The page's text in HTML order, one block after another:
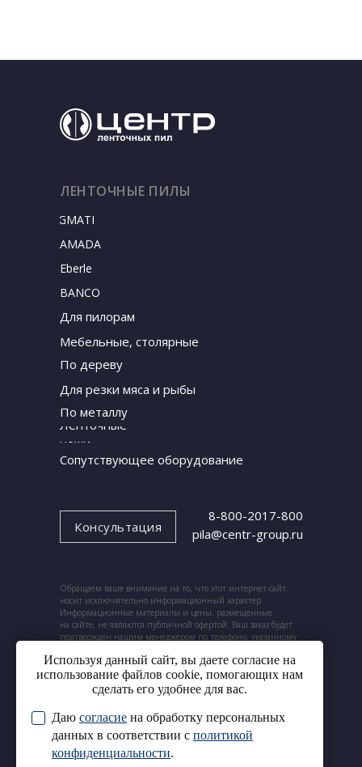
SIGMATEC
AMADA
Eberle
BANCO
Консультация
Для пилорам
Мебельные, столярные
По дереву
Для резки мяса и рыбы
8-800-2017-800
pila@centr-group.ru
ЛЕНТОЧНЫЕ ПИЛЫ
Обращаем ваше внимание на то, что этот интернет-сайт
носит исключительно информационный характер.
Информационные материалы и цены, размещенные
на сайте, не являются публичной офертой. Ваш заказ будет
подтвержден нашим менеджером по телефону, указанному
По металлу
Ленточные
ножи
Сопутствующее оборудование
© 2024. ООО «Центр ленточных пил».
Все права защищены.
Cогласие на обработку
персональных данных
Используя данный сайт, вы даете согласие на
использование файлов cookie, помогающих нам
сделать его удобнее для вас.
Даю согласие на обработку персональных
данных в соответствии с политикой
конфиденциальности.